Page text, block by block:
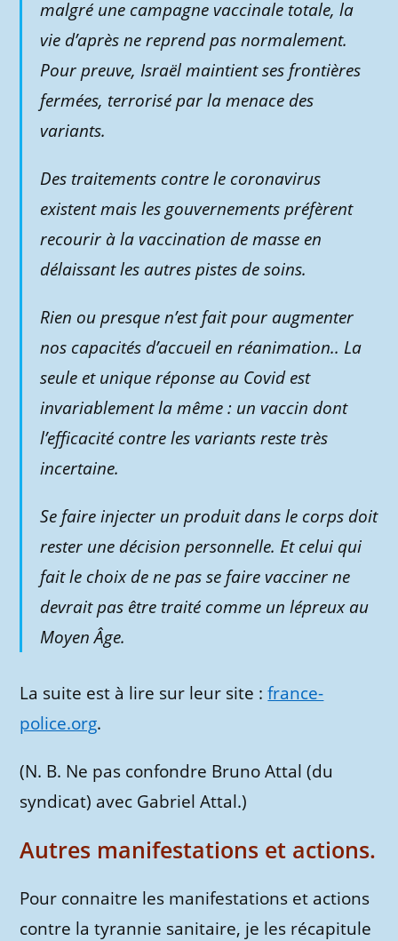
malgré une campagne vaccinale totale, la
vie d’après ne reprend pas normalement.
Pour preuve, Israël maintient ses frontières
fermées, terrorisé par la menace des
variants.
Des traitements contre le coronavirus
existent mais les gouvernements préfèrent
recourir à la vaccination de masse en
délaissant les autres pistes de soins.
Rien ou presque n’est fait pour augmenter
nos capacités d’accueil en réanimation.. La
seule et unique réponse au Covid est
invariablement la même : un vaccin dont
l’efficacité contre les variants reste très
incertaine.
Se faire injecter un produit dans le corps doit
rester une décision personnelle. Et celui qui
fait le choix de ne pas se faire vacciner ne
devrait pas être traité comme un lépreux au
Moyen Âge.
La suite est à lire sur leur site :france-
police.org.
(N. B. Ne pas confondre Bruno Attal (du
syndicat) avec Gabriel Attal.)
Autres manifestations et actions.
Pour connaitre les manifestations et actions
contre la tyrannie sanitaire, je les récapitule